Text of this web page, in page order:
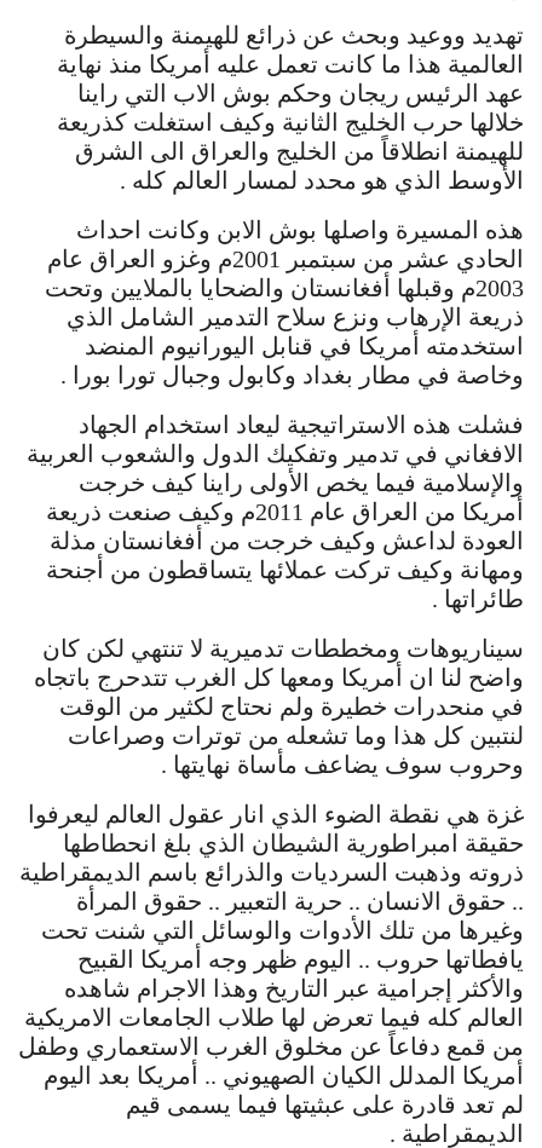
تهديد ووعيد وبحث عن ذرائع للهيمنة والسيطرة
العالمية هذا ما كانت تعمل عليه أمريكا منذ نهاية
عهد الرئيس ريجان وحكم بوش الاب التي راينا
خلالها حرب الخليج الثانية وكيف استغلت كذريعة
للهيمنة انطلاقاً من الخليج والعراق الى الشرق
الأوسط الذي هو محدد لمسار العالم كله .
هذه المسيرة واصلها بوش الابن وكانت احداث
الحادي عشر من سبتمبر 2001م وغزو العراق عام
2003م وقبلها أفغانستان والضحايا بالملايين وتحت
ذريعة الإرهاب ونزع سلاح التدمير الشامل الذي
استخدمته أمريكا في قنابل اليورانيوم المنضد
وخاصة في مطار بغداد وكابول وجبال تورا بورا .
فشلت هذه الاستراتيجية ليعاد استخدام الجهاد
الافغاني في تدمير وتفكيك الدول والشعوب العربية
والإسلامية فيما يخص الأولى راينا كيف خرجت
أمريكا من العراق عام 2011م وكيف صنعت ذريعة
العودة لداعش وكيف خرجت من أفغانستان مذلة
ومهانة وكيف تركت عملائها يتساقطون من أجنحة
طائراتها .
سيناريوهات ومخططات تدميرية لا تنتهي لكن كان
واضح لنا ان أمريكا ومعها كل الغرب تتدحرج باتجاه
في منحدرات خطيرة ولم نحتاج لكثير من الوقت
لنتبين كل هذا وما تشعله من توترات وصراعات
وحروب سوف يضاعف مأساة نهايتها .
غزة هي نقطة الضوء الذي انار عقول العالم ليعرفوا
حقيقة امبراطورية الشيطان الذي بلغ انحطاطها
ذروته وذهبت السرديات والذرائع باسم الديمقراطية
.. حقوق الانسان .. حرية التعبير .. حقوق المرأة
وغيرها من تلك الأدوات والوسائل التي شنت تحت
يافطاتها حروب .. اليوم ظهر وجه أمريكا القبيح
والأكثر إجرامية عبر التاريخ وهذا الاجرام شاهده
العالم كله فيما تعرض لها طلاب الجامعات الامريكية
من قمع دفاعاً عن مخلوق الغرب الاستعماري وطفل
أمريكا المدلل الكيان الصهيوني .. أمريكا بعد اليوم
لم تعد قادرة على عبثيتها فيما يسمى قيم
الديمقراطية .